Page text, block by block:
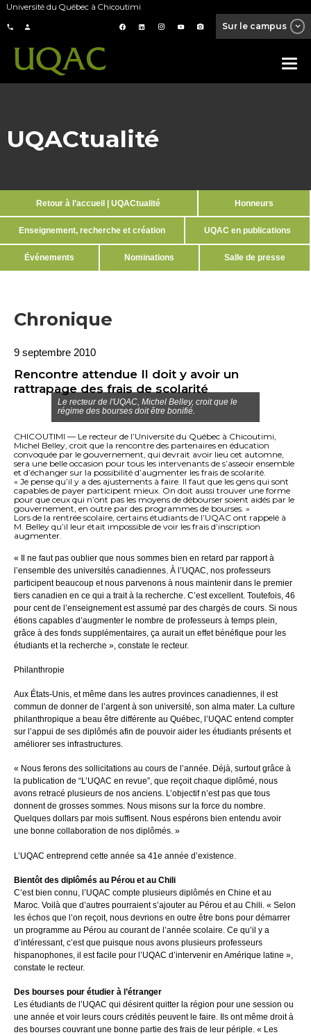
Université du Québec à Chicoutimi
Sur le campus
UQACtualité
Retour à l’accueil | UQACtualité Honneurs
Enseignement, recherche et création UQAC en publications
Événements Nominations Salle de presse
Chronique
9 septembre 2010
Rencontre attendue Il doit y avoir un
rattrapage des frais de scolarité
Le recteur de l'UQAC, Michel Belley, croit que le
régime des bourses doit être bonifié.
CHICOUTIMI — Le recteur de l’Université du Québec à Chicoutimi,
Michel Belley, croit que la rencontre des partenaires en éducation
convoquée par le gouvernement, qui devrait avoir lieu cet automne,
sera une belle occasion pour tous les intervenants de s’asseoir ensemble
et d’échanger sur la possibilité d’augmenter les frais de scolarité.
« Je pense qu’il y a des ajustements à faire. Il faut que les gens qui sont
capables de payer participent mieux. On doit aussi trouver une forme
pour que ceux qui n’ont pas les moyens de débourser soient aidés par le
gouvernement, en outre par des programmes de bourses. »
Lors de la rentrée scolaire, certains étudiants de l’UQAC ont rappelé à
M. Belley qu’il leur était impossible de voir les frais d’inscription
augmenter.
« Il ne faut pas oublier que nous sommes bien en retard par rapport à
l’ensemble des universités canadiennes. À l’UQAC, nos professeurs
participent beaucoup et nous parvenons à nous maintenir dans le premier
tiers canadien en ce qui a trait à la recherche. C’est excellent. Toutefois, 46
pour cent de l’enseignement est assumé par des chargés de cours. Si nous
étions capables d’augmenter le nombre de professeurs à temps plein,
grâce à des fonds supplémentaires, ça aurait un effet bénéfique pour les
étudiants et la recherche », constate le recteur.
Philanthropie
Aux États-Unis, et même dans les autres provinces canadiennes, il est
commun de donner de l’argent à son université, son alma mater. La culture
philanthropique a beau être différente au Québec, l’UQAC entend compter
sur l’appui de ses diplômés afin de pouvoir aider les étudiants présents et
améliorer ses infrastructures.
« Nous ferons des sollicitations au cours de l’année. Déjà, surtout grâce à
la publication de “L’UQAC en revue”, que reçoit chaque diplômé, nous
avons retracé plusieurs de nos anciens. L’objectif n’est pas que tous
donnent de grosses sommes. Nous misons sur la force du nombre.
Quelques dollars par mois suffisent. Nous espérons bien entendu avoir
une bonne collaboration de nos diplômés. »
L’UQAC entreprend cette année sa 41e année d’existence.
Bientôt des diplômés au Pérou et au Chili
C’est bien connu, l’UQAC compte plusieurs diplômés en Chine et au
Maroc. Voilà que d’autres pourraient s’ajouter au Pérou et au Chili. « Selon
les échos que l’on reçoit, nous devrions en outre être bons pour démarrer
un programme au Pérou au courant de l’année scolaire. Ce qu’il y a
d’intéressant, c’est que puisque nous avons plusieurs professeurs
hispanophones, il est facile pour l’UQAC d’intervenir en Amérique latine »,
constate le recteur.
Des bourses pour étudier à l’étranger
Les étudiants de l’UQAC qui désirent quitter la région pour une session ou
une année et voir leurs cours crédités peuvent le faire. Ils ont même droit à
des bourses couvrant une bonne partie des frais de leur périple. « Les